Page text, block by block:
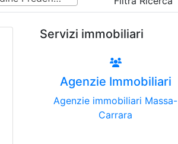
Servizi immobiliari
Agenzie Immobiliari
Agenzie immobiliari Massa-
Carrara